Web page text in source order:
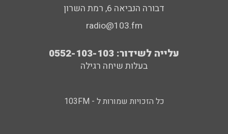
דבורה הנביאה 6, רמת השרון
radio@103.fm
עלייה לשידור: 0552-103-103
בעלות שיחה רגילה
כל הזכויות שמורות ל - 103FM